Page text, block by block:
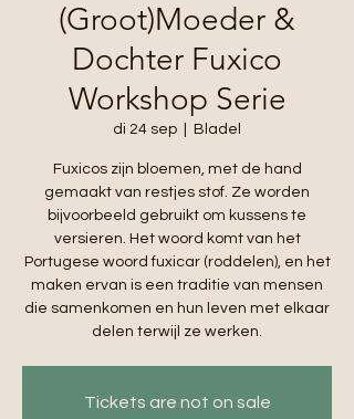
(Groot)Moeder &
Dochter Fuxico
Workshop Serie
di 24 sep Bladel
Fuxicos zijn bloemen, met de hand
gemaakt van restjes stof. Ze worden
bijvoorbeeld gebruikt om kussens te
versieren. Het woord komt van het
Portugese woord fuxicar (roddelen), en het
maken ervan is een traditie van mensen
die samenkomen en hun leven met elkaar
delen terwijl ze werken.
Tickets are not on sale